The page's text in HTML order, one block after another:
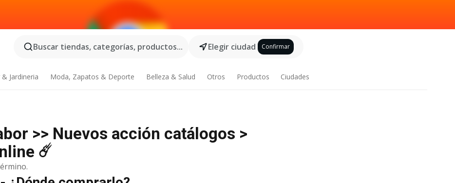
Buscar tiendas, categorías, productos...
Elegir ciudad Confirmar
Jardineria Moda, Zapatos & Deporte Belleza & Salud Otros Productos Ciudades
>> Nuevos acción catálogos >
☄️